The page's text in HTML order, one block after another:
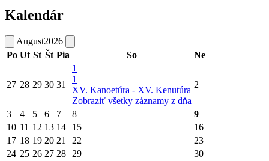
Kalendár
August2026
Po Ut St Št Pia So Ne
27 28 29 30 31
1
1
XV. Kanoetúra - XV. Kenutúra
Zobraziť všetky záznamy z dňa
2
3 4 5 6 7 8
9
10 11 12 13 14 15
16
17 18 19 20 21 22
23
24 25 26 27 28 29
30